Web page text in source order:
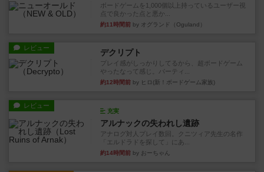
ボードゲームを1,000個以上持っているユーザー視
点で良かった点と悪か...
約11時間前 by オグランド（Oguland）
レビュー デクリプト
プレイ感がしっかりしてるから、超ボードゲーム
やったなって感じ。パーティ...
約12時間前 by ヒロ(新！ボードゲーム家族)
レビュー
充実
アルナックの失われし遺跡
アナログ対人プレイ数回。クニツィア先生の名作
「エルドラドを探して」にあ...
約14時間前 by おーちゃん